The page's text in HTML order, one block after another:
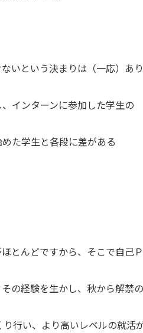
いという決まりは（一応）あり
インターンに参加した学生の
た学生と各段に差がある
とんどですから、そこで自己
の経験を生かし、秋から解禁の
行い、より高いレベルの就活